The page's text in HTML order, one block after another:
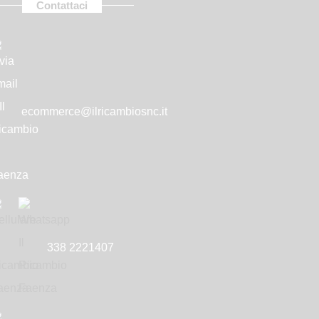
Contattaci
ecommerce@ilricambiosnc.it
338 2221407